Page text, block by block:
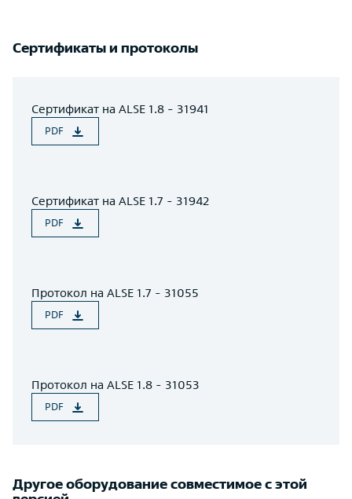
Сертификаты и протоколы
Сертификат на ALSE 1.8 - 31941
PDF
Сертификат на ALSE 1.7 - 31942
PDF
Протокол на ALSE 1.7 - 31055
PDF
Протокол на ALSE 1.8 - 31053
PDF
Другое оборудование совместимое с этой